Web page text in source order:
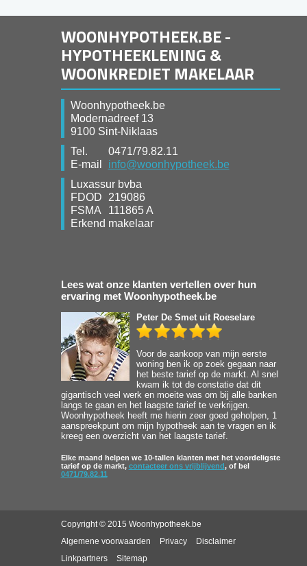
WOONHYPOTHEEK.BE -
HYPOTHEEKLENING &
WOONKREDIET MAKELAAR
Woonhypotheek.be
Modernadreef 13
9100 Sint-Niklaas
Tel.
0471/79.82.11
E-mail
info@woonhypotheek.be
Luxassur bvba
FDOD
219086
FSMA
111865 A
Erkend makelaar
Lees wat onze klanten vertellen over hun
ervaring met Woonhypotheek.be
Peter De Smetuit Roeselare
Voor de aankoop van mijn eerste
woning ben ik op zoek gegaan naar
het beste tarief op de markt. Al snel
kwam ik tot de constatie dat dit
gigantisch veel werk en moeite was om bij alle banken
langs te gaan en het laagste tarief te verkrijgen.
Woonhypotheek heeft me hierin zeer goed geholpen, 1
aanspreekpunt om mijn hypotheek aan te vragen en ik
kreeg een overzicht van het laagste tarief.
Elke maand helpen we 10-tallen klanten met het voordeligste
tarief op de markt, contacteer ons vrijblijvend, of bel
0471/79.82.11
Copyright © 2015 Woonhypotheek.be
Algemene voorwaarden
Privacy
Disclaimer
Linkpartners
Sitemap